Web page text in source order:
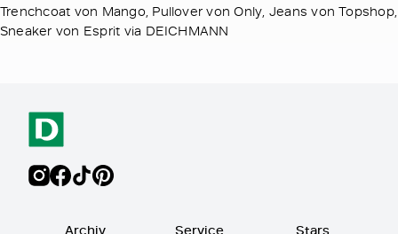
Trenchcoat von Mango, Pullover von Only, Jeans von Topshop,
Sneaker von Esprit via DEICHMANN
Archiv Service Stars